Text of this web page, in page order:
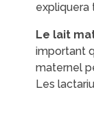
expliquera
Le lait
important
maternel
Les